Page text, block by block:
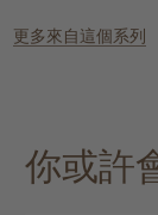
更多來自這個系列
你或許